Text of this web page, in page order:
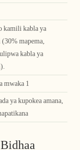
kamili kabla ya
mapema,
kabla ya
mwaka 1
ya kupokea amana,